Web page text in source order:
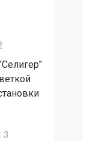
3